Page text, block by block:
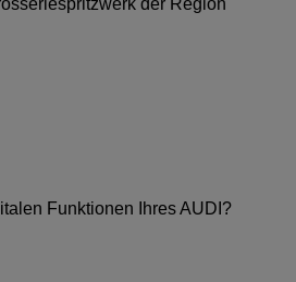
der Region
Funktionen Ihres AUDI?